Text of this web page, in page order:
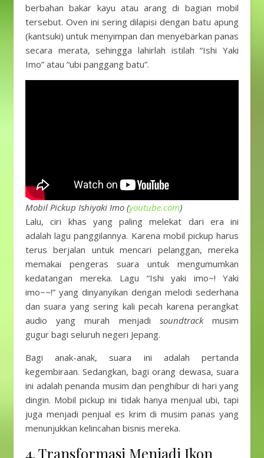
berbahan bakar kayu atau arang di bagian mobil
tersebut. Oven ini sering dilapisi dengan batu apung
(kantsuki) untuk menyimpan dan menyebarkan panas
secara merata, sehingga lahirlah istilah “Ishi Yaki
Imo” atau “ubi panggang batu”.
Mobil Pickup Ishiyaki Imo (youtube.com)
Lalu, ciri khas yang paling melekat dari era ini
adalah lagu panggilannya. Karena mobil pickup harus
terus berjalan untuk mencari pelanggan, mereka
memakai pengeras suara untuk mengumumkan
kedatangan mereka. Lagu “Ishi yaki imo~! Yaki
imo~~!” yang dinyanyikan dengan melodi sederhana
dan suara yang sering kali pecah karena perangkat
audio yang murah menjadi soundtrackmusim
gugur bagi seluruh negeri Jepang.
Bagi anak-anak, suara ini adalah pertanda
kegembiraan. Sedangkan, bagi orang dewasa, suara
ini adalah penanda musim dan penghibur di hari yang
dingin. Mobil pickup ini tidak hanya menjual ubi, tapi
juga menjadi penjual es krim di musim panas yang
menunjukkan kelincahan bisnis mereka.
4. Transformasi Menjadi Ikon